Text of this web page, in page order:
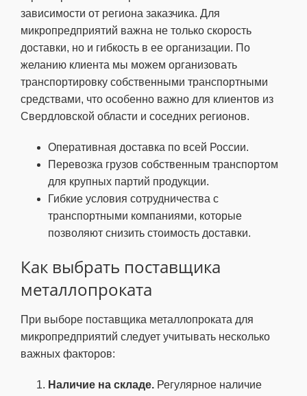
зависимости от региона заказчика. Для
микропредприятий важна не только скорость
доставки, но и гибкость в ее организации. По
желанию клиента мы можем организовать
транспортировку собственными транспортными
средствами, что особенно важно для клиентов из
Свердловской области и соседних регионов.
Оперативная доставка по всей России.
Перевозка грузов собственным транспортом
для крупных партий продукции.
Гибкие условия сотрудничества с
транспортными компаниями, которые
позволяют снизить стоимость доставки.
Как выбрать поставщика
металлопроката
При выборе поставщика металлопроката для
микропредприятий следует учитывать несколько
важных факторов:
Наличие на складе. Регулярное наличие